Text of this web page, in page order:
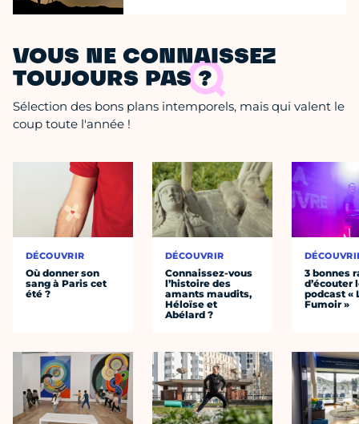
VOUS NE CONNAISSEZ
TOUJOURS PAS ?
Sélection des bons plans intemporels, mais qui valent le
coup toute l'année !
DÉCOUVRIR
Où donner son
sang à Paris cet
été ?
DÉCOUVRIR
Connaissez-vous
l’histoire des
amants maudits,
Héloïse et
Abélard ?
3 bonnes
d’écouter
podcast «
Fumoir »